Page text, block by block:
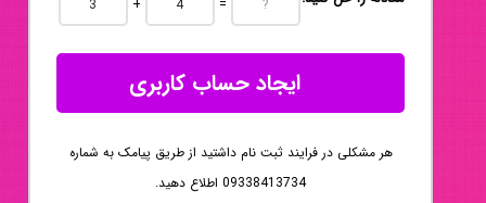
+ =
ایجاد حساب کاربری
هر مشکلی در فرایند ثبت نام داشتید از طریق پیامک به شماره
09338413734 اطلاع دهید.